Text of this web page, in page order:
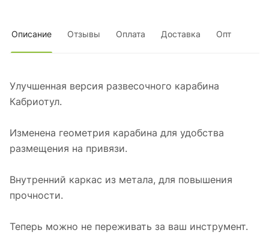
Описание Отзывы Оплата Доставка Опт
Улучшенная версия развесочного карабина
Кабриотул.
Изменена геометрия карабина для удобства
размещения на привязи.
Внутренний каркас из метала, для повышения
прочности.
Теперь можно не переживать за ваш инструмент.